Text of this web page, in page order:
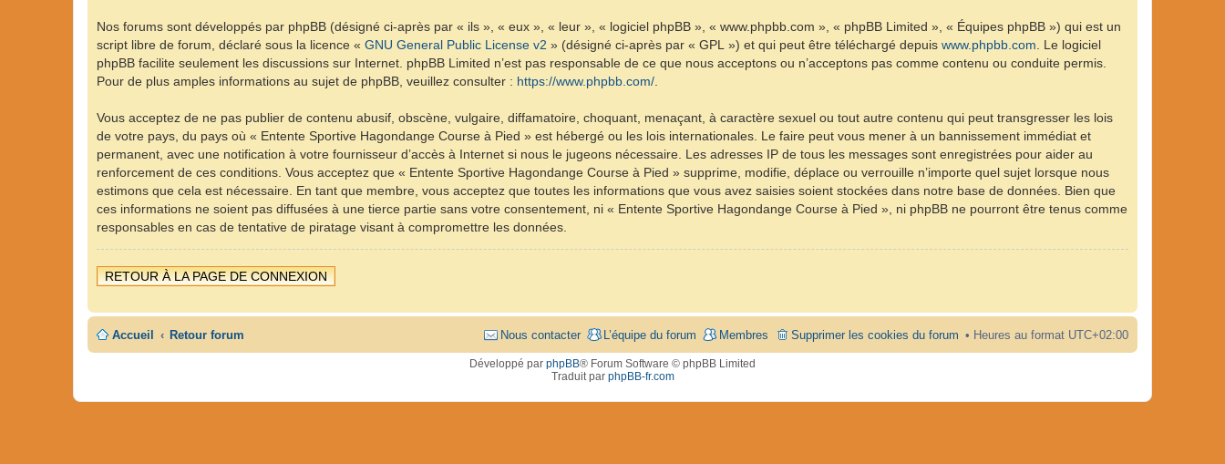
Nos forums sont développés par phpBB (désigné ci-après par « ils », « eux », « leur », « logiciel phpBB », « www.phpbb.com », « phpBB Limited », « Équipes phpBB ») qui est un
script libre de forum, déclaré sous la licence « GNU General Public License v2 » (désigné ci-après par « GPL ») et qui peut être téléchargé depuis www.phpbb.com . Le logiciel
phpBB facilite seulement les discussions sur Internet. phpBB Limited n’est pas responsable de ce que nous acceptons ou n’acceptons pas comme contenu ou conduite permis.
Pour de plus amples informations au sujet de phpBB, veuillez consulter : https://www.phpbb.com/
Vous acceptez de ne pas publier de contenu abusif, obscène, vulgaire, diffamatoire, choquant, menaçant, à caractère sexuel ou tout autre contenu qui peut transgresser les lois
de votre pays, du pays où « Entente Sportive Hagondange Course à Pied » est hébergé ou les lois internationales. Le faire peut vous mener à un bannissement immédiat et
permanent, avec une notification à votre fournisseur d’accès à Internet si nous le jugeons nécessaire. Les adresses IP de tous les messages sont enregistrées pour aider au
renforcement de ces conditions. Vous acceptez que « Entente Sportive Hagondange Course à Pied » supprime, modifie, déplace ou verrouille n’importe quel sujet lorsque nous
estimons que cela est nécessaire. En tant que membre, vous acceptez que toutes les informations que vous avez saisies soient stockées dans notre base de données. Bien que
ces informations ne soient pas diffusées à une tierce partie sans votre consentement, ni « Entente Sportive Hagondange Course à Pied », ni phpBB ne pourront être tenus comme
responsables en cas de tentative de piratage visant à compromettre les données.
RETOUR À LA PAGE DE CONNEXION
Accueil Retour forum Heures au format UTC+02:00
Supprimer les cookies du forum
Membres
L’équipe du forum
Nous contacter
Développé par phpBB® Forum Software © phpBB Limited
Traduit par phpBB-fr.com